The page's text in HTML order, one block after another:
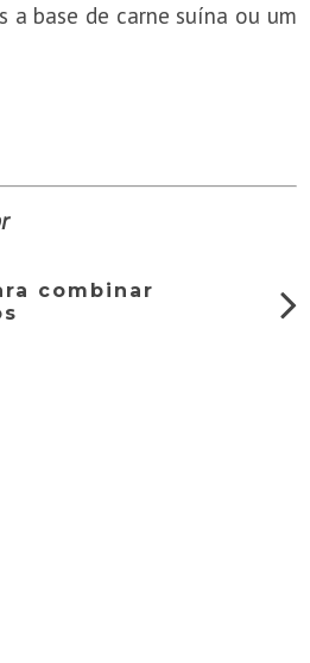
base de carne suína ou um
combinar